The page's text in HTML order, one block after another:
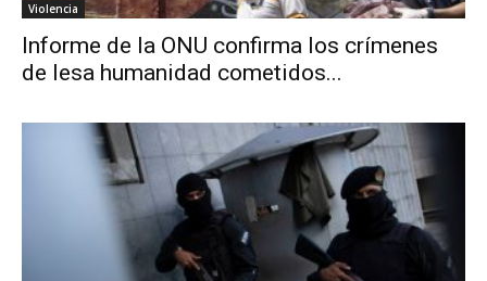
Violencia
Informe de la ONU confirma los crímenes
de lesa humanidad cometidos...